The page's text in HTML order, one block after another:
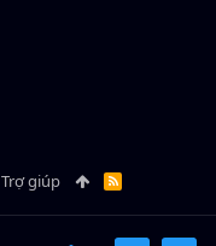
Trợ giúp
R
S